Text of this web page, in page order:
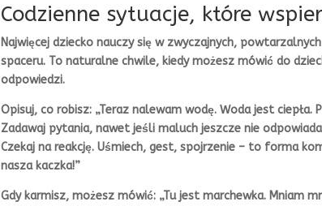
Codzienne sytuacje, które
Najwięcej dziecko nauczy się w zwyczajnych,
spaceru. To naturalne chwile, kiedy możesz mówić do
odpowiedzi.
Opisuj, co robisz: „Teraz nalewam wodę. Woda jest ciepła.
Zadawaj pytania, nawet jeśli maluch jeszcze nie
Czekaj na reakcję. Uśmiech, gest, spojrzenie – to forma
nasza kaczka!”
Gdy karmisz, możesz mówić: „Tu jest marchewka. Mniam